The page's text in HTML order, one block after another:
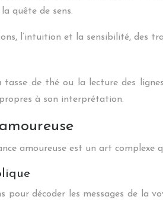
quête de sens.
l’intuition et la sensibilité, des
tasse de thé ou la lecture des
à son interprétation.
amoureuse est un art
décoder les messages de la